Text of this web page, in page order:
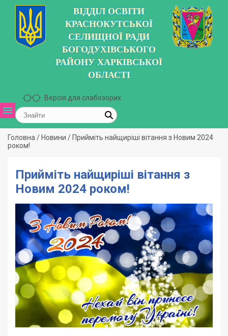
ВІДДІЛ ОСВІТИ
КРАСНОКУТСЬКОЇ
СЕЛИЩНОЇ РАДИ
БОГОДУХІВСЬКОГО
РАЙОНУ ХАРКІВСЬКОЇ
ОБЛАСТІ
Версія для слабозорих
Головна / Новини / Прийміть найщиріші вітання з Новим 2024
роком!
Прийміть найщиріші вітання з
Новим 2024 роком!